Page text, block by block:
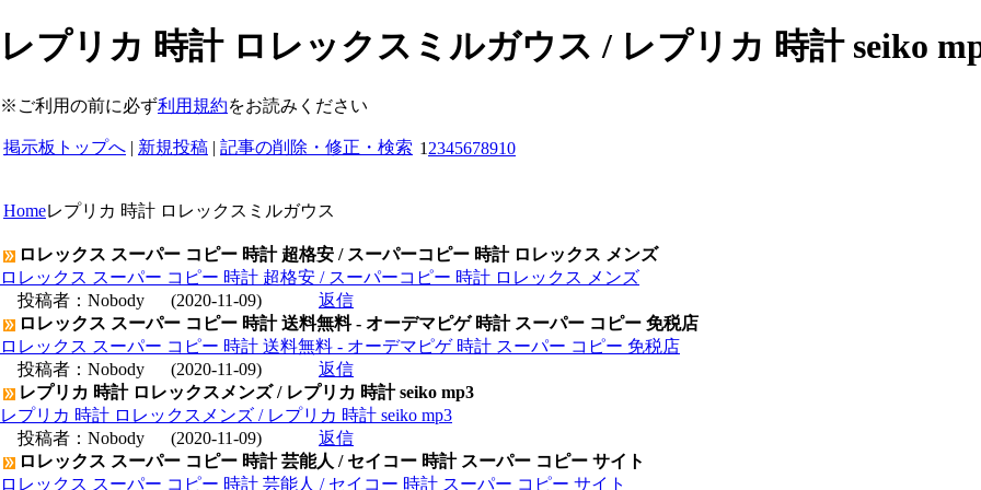
レプリカ 時計 ロレックスミルガウス / レプリカ 時計 seiko
※ご利用の前に必ず利用規約をお読みください
掲示板トップへ | 新規投稿 | 記事の削除・修正・検索 1 2345678910
Homeレプリカ 時計 ロレックスミルガウス
ロレックス スーパー コピー 時計 超格安 / スーパーコピー 時計 ロレックス メンズ
ロレックス スーパー コピー 時計 超格安 / スーパーコピー 時計 ロレックス メンズ
投稿者： Nobody (2020-11-09)
返信
ロレックス スーパー コピー 時計 送料無料 - オーデマピゲ 時計 スーパー コピー 免税店
ロレックス スーパー コピー 時計 送料無料 - オーデマピゲ 時計 スーパー コピー 免税店
投稿者： Nobody (2020-11-09)
返信
レプリカ 時計 ロレックスメンズ / レプリカ 時計 seiko mp3
レプリカ 時計 ロレックスメンズ / レプリカ 時計 seiko mp3
投稿者： Nobody (2020-11-09)
返信
ロレックス スーパー コピー 時計 芸能人 / セイコー 時計 スーパー コピー サイト
ロレックス スーパー コピー 時計 芸能人 / セイコー 時計 スーパー コピー サイト